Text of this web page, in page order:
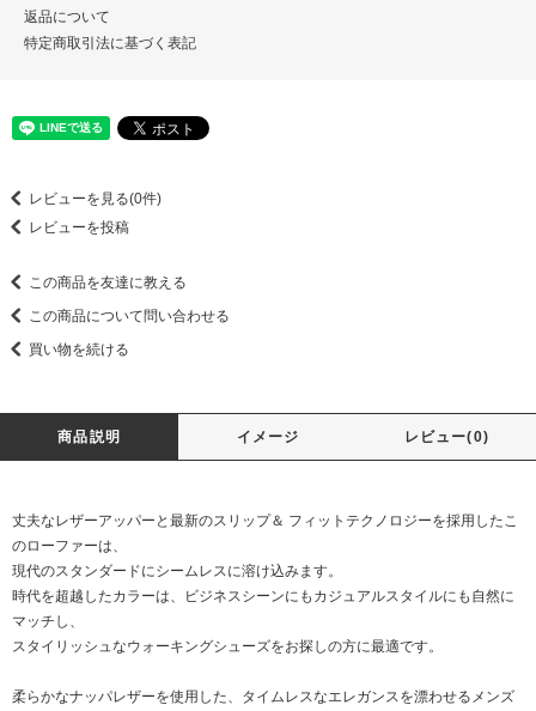
返品について
特定商取引法に基づく表記
レビューを見る(0件)
レビューを投稿
この商品を友達に教える
この商品について問い合わせる
買い物を続ける
商品説明 イメージ レビュー(0)
丈夫なレザーアッパーと最新のスリップ＆ フィットテクノロジーを採用したこ
のローファーは、
現代のスタンダードにシームレスに溶け込みます。
時代を超越したカラーは、ビジネスシーンにもカジュアルスタイルにも自然に
マッチし、
スタイリッシュなウォーキングシューズをお探しの方に最適です。
柔らかなナッパレザーを使用した、タイムレスなエレガンスを漂わせるメンズ